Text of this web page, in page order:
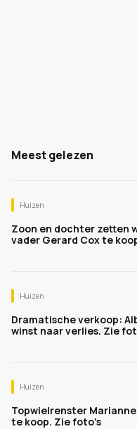
Meest gelezen
Huizen
Zoon en dochter zetten
vader Gerard Cox te
Huizen
Dramatische verkoop:
winst naar verlies. Zie
Huizen
Topwielrenster
te koop. Zie foto's